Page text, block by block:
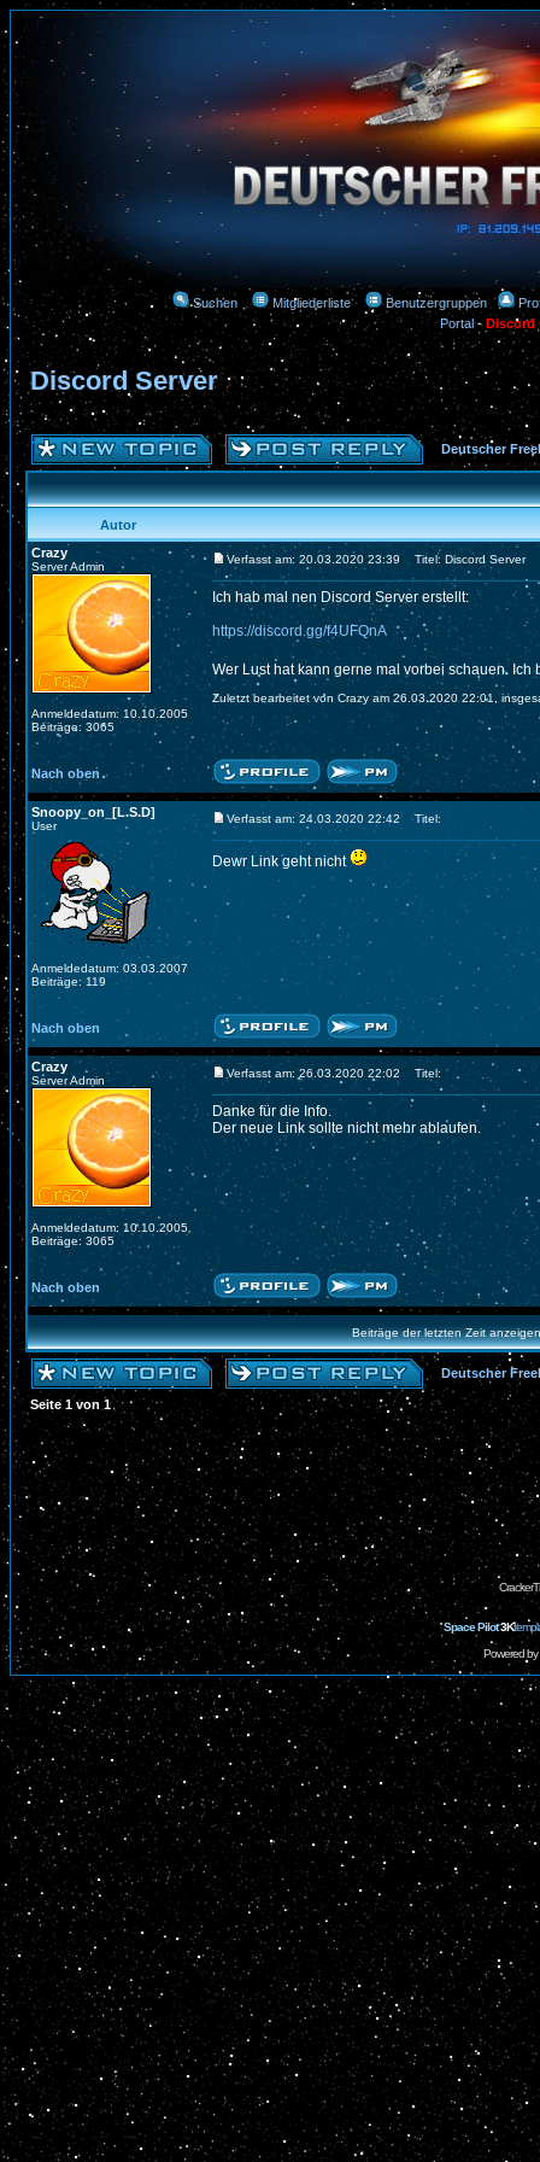
Suchen Mitgliederliste Benutzergruppen
Portal-Discord
Discord Server
Deutscher
Autor
Crazy
Server Admin
Anmeldedatum: 10.10.2005
Beiträge: 3065
Verfasst am: 20.03.2020 23:39 Titel: Discord Server
Ich hab mal nen Discord Server erstellt:
https://discord.gg/f4UFQnA
Wer Lust hat kann gerne mal vorbei schauen.
Zuletzt bearbeitet von Crazy am 26.03.2020 22:01,
Nach oben
Snoopy_on_[L.S.D]
User
Anmeldedatum: 03.03.2007
Beiträge: 119
Verfasst am: 24.03.2020 22:42 Titel:
Dewr Link geht nicht
Nach oben
Crazy
Server Admin
Anmeldedatum: 10.10.2005
Beiträge: 3065
Verfasst am: 26.03.2020 22:02 Titel:
Danke für die Info.
Der neue Link sollte nicht mehr ablaufen.
Nach oben
Beiträge der letzten Zeit
Deutscher
Seite 1 von 1
Space Pilot3K
Powered by